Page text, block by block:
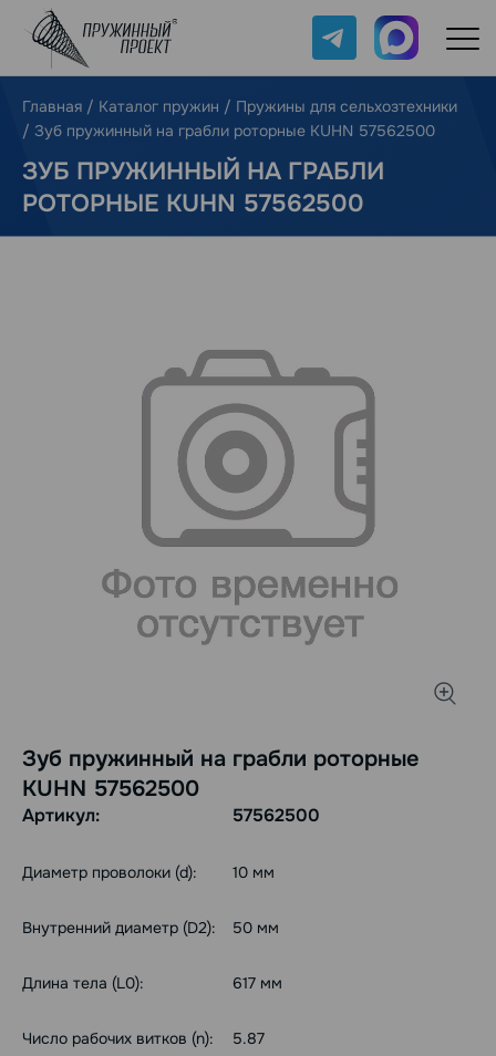
Telegram Max
Главная / Каталог пружин / Пружины для сельхозтехники
/ Зуб пружинный на грабли роторные KUHN 57562500
ЗУБ ПРУЖИННЫЙ НА ГРАБЛИ
РОТОРНЫЕ KUHN 57562500
Зуб пружинный на грабли роторные
KUHN 57562500
Артикул: 57562500
Диаметр проволоки (d): 10 мм
Внутренний диаметр (D2): 50 мм
Длина тела (L0): 617 мм
Число рабочих витков (n): 5.87